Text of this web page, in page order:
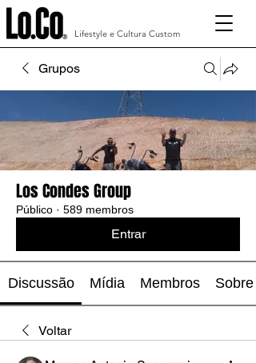
Lifestyle e Cultura Custom
Grupos
Los Condes Group
Público · 589 membros
Entrar
Discussão Mídia Membros Sobre
Voltar